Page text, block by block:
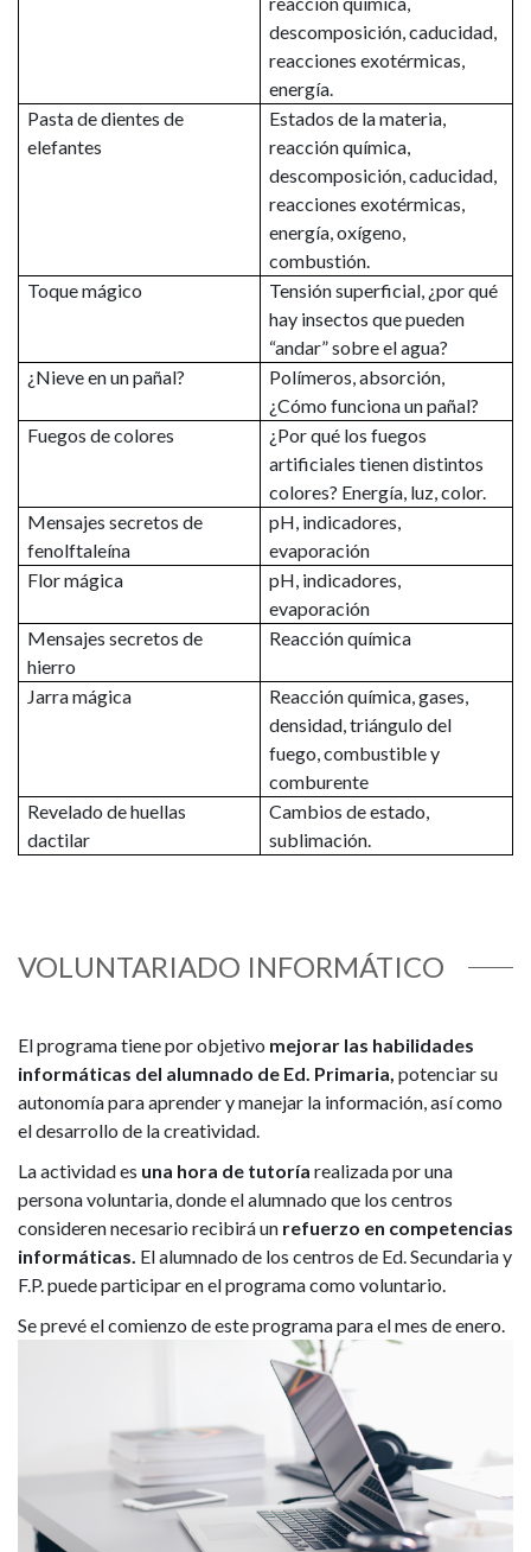
descomposición, caducidad,
reacciones exotérmicas,
energía.
Pasta de dientes de
elefantes
Estados de la materia,
reacción química,
descomposición, caducidad,
reacciones exotérmicas,
energía, oxígeno,
combustión.
Toque mágico
Tensión superficial, ¿por qué
hay insectos que pueden
“andar” sobre el agua?
¿Nieve en un pañal?
Polímeros, absorción,
¿Cómo funciona un pañal?
Fuegos de colores
¿Por qué los fuegos
artificiales tienen distintos
colores? Energía, luz, color.
Mensajes secretos de
fenolftaleína
pH, indicadores,
evaporación
Flor mágica
pH, indicadores,
evaporación
Mensajes secretos de
hierro
Reacción química
Jarra mágica
Reacción química, gases,
densidad, triángulo del
fuego, combustible y
comburente
Revelado de huellas
dactilar
Cambios de estado,
sublimación.
VOLUNTARIADO INFORMÁTICO
El programa tiene por objetivo mejorar las habilidades
informáticas del alumnado de Ed. Primaria, potenciar su
autonomía para aprender y manejar la información, así como
el desarrollo de la creatividad.
La actividad es una hora de tutoría realizada por una
persona voluntaria, donde el alumnado que los centros
consideren necesario recibirá un refuerzo en competencias
informáticas. El alumnado de los centros de Ed. Secundaria y
F.P. puede participar en el programa como voluntario.
Se prevé el comienzo de este programa para el mes de enero.